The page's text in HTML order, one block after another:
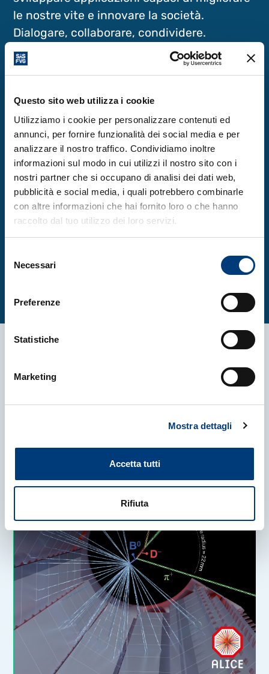
Questo sito web utilizza i cookie
Utilizziamo i cookie per personalizzare contenuti ed
annunci, per fornire funzionalità dei social media e per
analizzare il nostro traffico. Condividiamo inoltre
informazioni sul modo in cui utilizzi il nostro sito con i
nostri partner che si occupano di analisi dei dati web,
pubblicità e social media, i quali potrebbero combinarle
con altre informazioni che hai fornito loro o che hanno
raccolto dal tuo utilizzo dei loro servizi.
delNecessari
Preferenze
Statistiche
Marketing
Mostra dettagli
Accetta tutti
Rifiuta
le nostre vite e innovare la società.
Dialogare, collaborare, condividere.
Momento emozionante della giornata di ieri,
Medaglia INFN “per il suo decisivo
contributo al rafforzamento del ruolo
globale del CERN e alla scoperta del Bosone
di Higgs.”
Altre News